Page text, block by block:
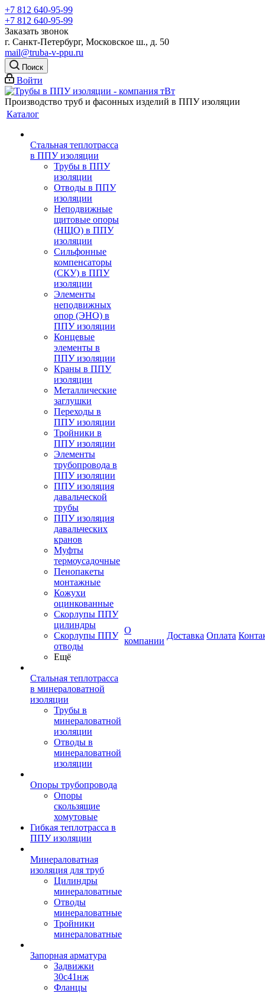
+7 812 640-95-99
+7 812 640-95-99
Заказать звонок
г. Санкт-Петербург, Московское ш., д. 50
mail@truba-v-ppu.ru
Поиск
Войти
Производство труб и фасонных изделий в ППУ изоляции
Каталог
Стальная теплотрасса
в ППУ изоляции
Трубы в ППУ
изоляции
Отводы в ППУ
изоляции
Неподвижные
щитовые опоры
(НЩО) в ППУ
изоляции
Cильфонные
компенсаторы
(СКУ) в ППУ
изоляции
Элементы
неподвижных
опор (ЭНО) в
ППУ изоляции
Концевые
элементы в
ППУ изоляции
Краны в ППУ
изоляции
Металлические
заглушки
Переходы в
ППУ изоляции
Тройники в
ППУ изоляции
Элементы
трубопровода в
ППУ изоляции
ППУ изоляция
давальческой
трубы
ППУ изоляция
давальческих
кранов
Муфты
термоусадочные
Пенопакеты
монтажные
Кожухи
оцинкованные
Скорлупы ППУ
цилиндры
Скорлупы ППУ
отводы
Ещё
Стальная теплотрасса
в минераловатной
изоляции
Трубы в
минераловатной
изоляции
Отводы в
минераловатной
изоляции
Опоры трубопровода
Опоры
скользящие
хомутовые
Гибкая теплотрасса в
ППУ изоляции
Минераловатная
изоляция для труб
Цилиндры
минераловатные
Отводы
минераловатные
Тройники
минераловатные
Запорная арматура
Задвижки
30с41нж
Фланцы
О
компании
Доставка Оплата